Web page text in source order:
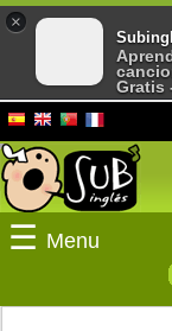
☰ Menu
×
Gratis